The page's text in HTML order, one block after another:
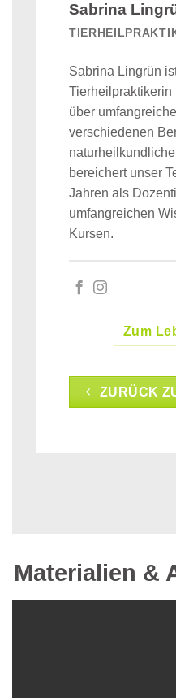
Sabrina
Sabrina Lingrün
Tierheilpraktikerin
über
verschiedenen
bereichert unser
Jahren als
umfangreichen
Kursen.
Zum
ZURÜCK
Materialien &